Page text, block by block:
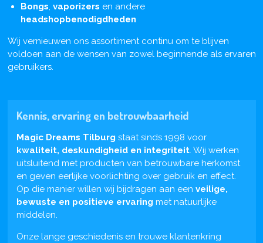
Bongs, vaporizers en andere
headshopbenodigdheden
Wij vernieuwen ons assortiment continu om te blijven
voldoen aan de wensen van zowel beginnende als ervaren
gebruikers.
Kennis, ervaring en betrouwbaarheid
Magic Dreams Tilburg staat sinds 1998 voor
kwaliteit, deskundigheid en integriteit. Wij werken
uitsluitend met producten van betrouwbare herkomst
en geven eerlijke voorlichting over gebruik en effect.
Op die manier willen wij bijdragen aan een veilige,
bewuste en positieve ervaring met natuurlijke
middelen.
Onze lange geschiedenis en trouwe klantenkring